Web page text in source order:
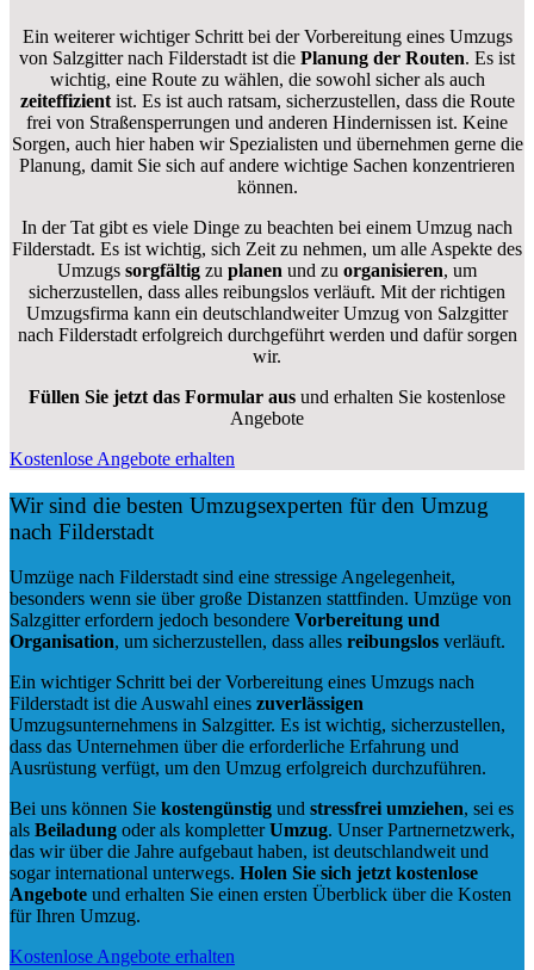
Ein weiterer wichtiger Schritt bei der Vorbereitung eines Umzugs
von Salzgitter nach Filderstadt ist die Planung der Routen. Es ist
wichtig, eine Route zu wählen, die sowohl sicher als auch
zeiteffizientist. Es ist auch ratsam, sicherzustellen, dass die Route
frei von Straßensperrungen und anderen Hindernissen ist. Keine
Sorgen, auch hier haben wir Spezialisten und übernehmen gerne die
Planung, damit Sie sich auf andere wichtige Sachen konzentrieren
können.
In der Tat gibt es viele Dinge zu beachten bei einem Umzug nach
Filderstadt. Es ist wichtig, sich Zeit zu nehmen, um alle Aspekte des
Umzugs sorgfältig zu planen und zu organisieren, um
sicherzustellen, dass alles reibungslos verläuft. Mit der richtigen
Umzugsfirma kann ein deutschlandweiter Umzug von Salzgitter
nach Filderstadt erfolgreich durchgeführt werden und dafür sorgen
wir.
Füllen Sie jetzt das Formular aus und erhalten Sie kostenlose
Angebote
Kostenlose Angebote erhalten
Wir sind die besten Umzugsexperten für den Umzug
nach Filderstadt
Umzüge nach Filderstadt sind eine stressige Angelegenheit,
besonders wenn sie über große Distanzen stattfinden. Umzüge von
Salzgitter erfordern jedoch besondere Vorbereitung und
Organisation, um sicherzustellen, dass alles reibungslos verläuft.
Ein wichtiger Schritt bei der Vorbereitung eines Umzugs nach
Filderstadt ist die Auswahl eines zuverlässigen
Umzugsunternehmens in Salzgitter. Es ist wichtig, sicherzustellen,
dass das Unternehmen über die erforderliche Erfahrung und
Ausrüstung verfügt, um den Umzug erfolgreich durchzuführen.
Bei uns können Sie kostengünstig und stressfrei umziehen, sei es
als Beiladung oder als kompletterUmzug. Unser Partnernetzwerk,
das wir über die Jahre aufgebaut haben, ist deutschlandweit und
sogar international unterwegs. Holen Sie sich jetzt kostenlose
Angebote und erhalten Sie einen ersten Überblick über die Kosten
für Ihren Umzug.
Kostenlose Angebote erhalten